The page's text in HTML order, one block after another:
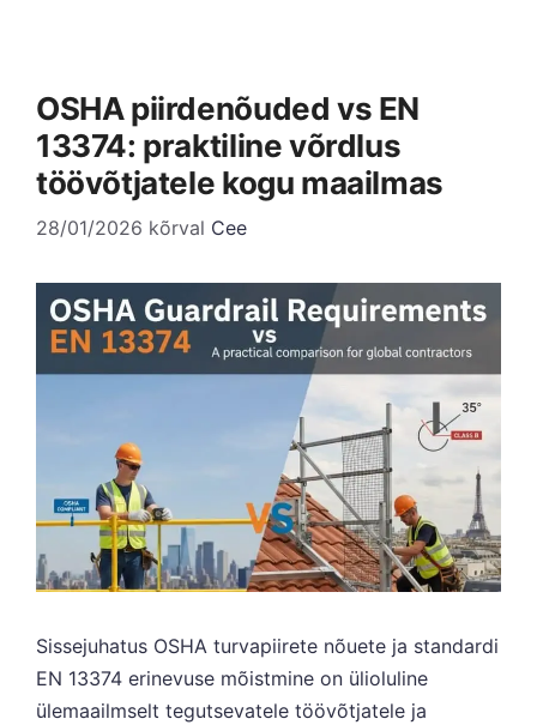
OSHA piirdenõuded vs EN
13374: praktiline võrdlus
töövõtjatele kogu maailmas
28/01/2026 kõrval Cee
Sissejuhatus OSHA turvapiirete nõuete ja standardi
EN 13374 erinevuse mõistmine on ülioluline
ülemaailmselt tegutsevatele töövõtjatele ja